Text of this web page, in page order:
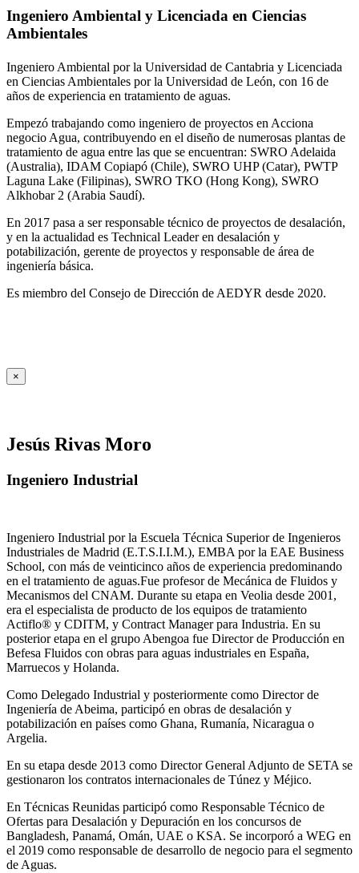
Ingeniero Ambiental y Licenciada en Ciencias
Ambientales
Ingeniero Ambiental por la Universidad de Cantabria y Licenciada
en Ciencias Ambientales por la Universidad de León, con 16 de
años de experiencia en tratamiento de aguas.
Empezó trabajando como ingeniero de proyectos en Acciona
negocio Agua, contribuyendo en el diseño de numerosas plantas de
tratamiento de agua entre las que se encuentran: SWRO Adelaida
(Australia), IDAM Copiapó (Chile), SWRO UHP (Catar), PWTP
Laguna Lake (Filipinas), SWRO TKO (Hong Kong), SWRO
Alkhobar 2 (Arabia Saudí).
En 2017 pasa a ser responsable técnico de proyectos de desalación,
y en la actualidad es Technical Leader en desalación y
potabilización, gerente de proyectos y responsable de área de
ingeniería básica.
Es miembro del Consejo de Dirección de AEDYR desde 2020.
×
Jesús Rivas Moro
Ingeniero Industrial
Ingeniero Industrial por la Escuela Técnica Superior de Ingenieros
Industriales de Madrid (E.T.S.I.I.M.), EMBA por la EAE Business
School, con más de veinticinco años de experiencia predominando
en el tratamiento de aguas.Fue profesor de Mecánica de Fluidos y
Mecanismos del CNAM. Durante su etapa en Veolia desde 2001,
era el especialista de producto de los equipos de tratamiento
Actiflo® y CDITM, y Contract Manager para Industria. En su
posterior etapa en el grupo Abengoa fue Director de Producción en
Befesa Fluidos con obras para aguas industriales en España,
Marruecos y Holanda.
Como Delegado Industrial y posteriormente como Director de
Ingeniería de Abeima, participó en obras de desalación y
potabilización en países como Ghana, Rumanía, Nicaragua o
Argelia.
En su etapa desde 2013 como Director General Adjunto de SETA se
gestionaron los contratos internacionales de Túnez y Méjico.
En Técnicas Reunidas participó como Responsable Técnico de
Ofertas para Desalación y Depuración en los concursos de
Bangladesh, Panamá, Omán, UAE o KSA. Se incorporó a WEG en
el 2019 como responsable de desarrollo de negocio para el segmento
de Aguas.